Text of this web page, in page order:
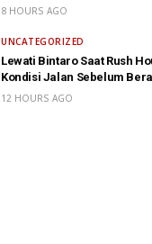
8 HOURS AGO
UNCATEGORIZED
Lewati Bintaro Saat Rush
Kondisi Jalan Sebelum
12 HOURS AGO